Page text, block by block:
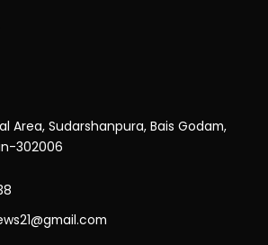
Area, Sudarshanpura, Bais Godam,
302006